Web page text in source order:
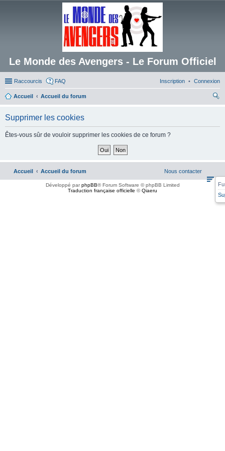
Le Monde des Avengers - Le Forum Officiel
Raccourcis FAQ Connexion
Inscription
Accueil
Accueil du forum
Supprimer les cookies
Êtes-vous sûr de vouloir supprimer les cookies de ce forum ?
Accueil Accueil du forum Nous contacter
Développé parphpBB® Forum Software © phpBB Limited
Traduction française officielle ©Qiaeru